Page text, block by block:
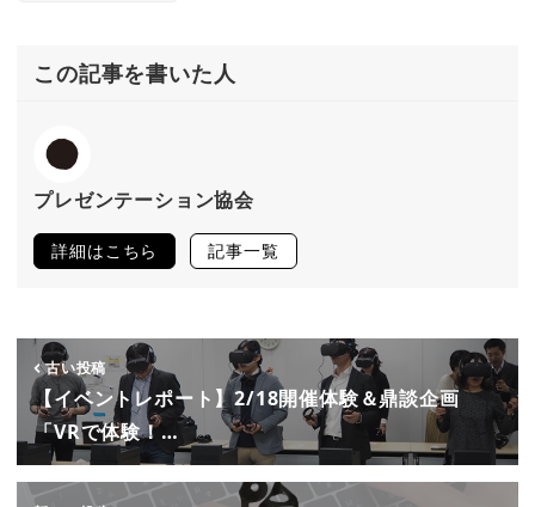
この記事を書いた人
プレゼンテーション協会
詳細はこちら 記事一覧
古い投稿
【イベントレポート】2/18開催体験＆鼎談企画
「VRで体験！…